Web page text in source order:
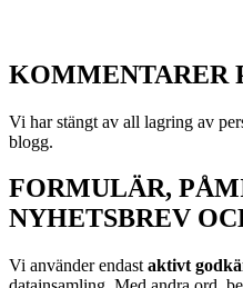
KOMMENTARER
Vi har stängt av all lagring av
blogg.
FORMULÄR,
NYHETSBREV
Vi använder endast aktivt